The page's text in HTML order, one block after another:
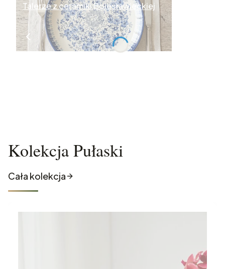
Talerze z ceramiki Bolesławieckiej
Kolekcja Pułaski
Cała kolekcja